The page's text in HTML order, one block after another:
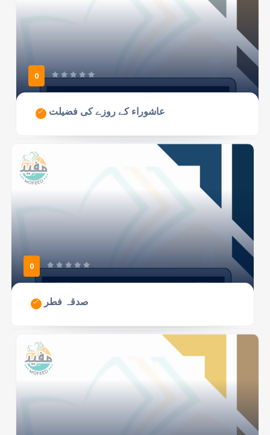
0
عاشوراء کے روزے کی فضیلت
0
صدقہ فطر